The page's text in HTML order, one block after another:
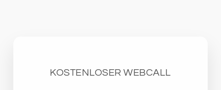
KOSTENLOSER WEBCALL